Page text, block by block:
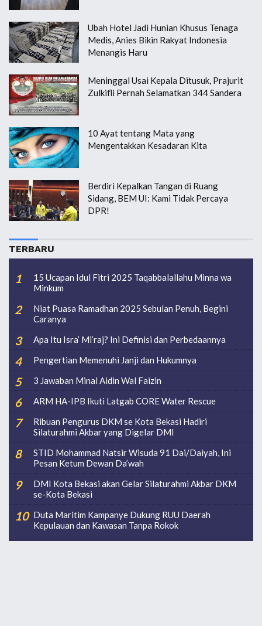
Ubah Hotel Jadi Hunian Khusus Tenaga
Medis, Anies Bikin Rakyat Indonesia
Menangis Haru
Meninggal Usai Kepala Ditusuk, Prajurit
Zulkifli Pernah Selamatkan 344 Sandera
10 Ayat tentang Mata yang
Mengentakkan Kesadaran Kita
Berdiri Kepalkan Tangan di Ruang
Sidang, BEM UI: Kami Tidak Percaya
DPR!
TERBARU
15 Ucapan Idul Fitri 2025 Taqabbalallahu Minna wa
Minkum
Niat Puasa Ramadhan 2025 Sebulan Penuh, Begini
Caranya
Apa Itu Isra’ Mi’raj? Ini Definisi dan Perbedaannya
Pengertian Memenuhi Janji dan Hukumnya
3 Jawaban Minal Aidin Wal Faizin
ARM HA-IPB Ikuti Latgab CORE Water Rescue
Ribuan Pengurus DKM se Kota Bekasi Hadiri
Silaturahmi Akbar yang Digelar DMI
STID Mohammad Natsir Wisuda 91 Dai/Daiyah, Ini
Pesan Ketum Dewan Da’wah
DMI Kota Bekasi akan Gelar Silaturahmi Akbar DKM
se-Kota Bekasi
Duta Maritim Kampanye Dukung RUU Daerah
Kepulauan dan Kawasan Tanpa Rokok